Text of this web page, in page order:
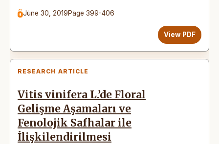
June 30, 2019Page 399-406
View PDF
RESEARCH ARTICLE
Vitis vinifera L.’de Floral
Gelişme Aşamaları ve
Fenolojik Safhalar ile
İlişkilendirilmesi